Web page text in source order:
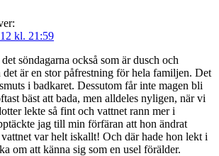
kl. 21:59
söndagarna också som är dusch och
det är en stor påfrestning för hela familjen. Det
i badkaret. Dessutom får inte magen bli
bäst att bada, men alldeles nyligen, när vi
lekte så fint och vattnet rann mer i
jag till min förfäran att hon ändrat
var helt iskallt! Och där hade hon lekt i
om att känna sig som en usel förälder.